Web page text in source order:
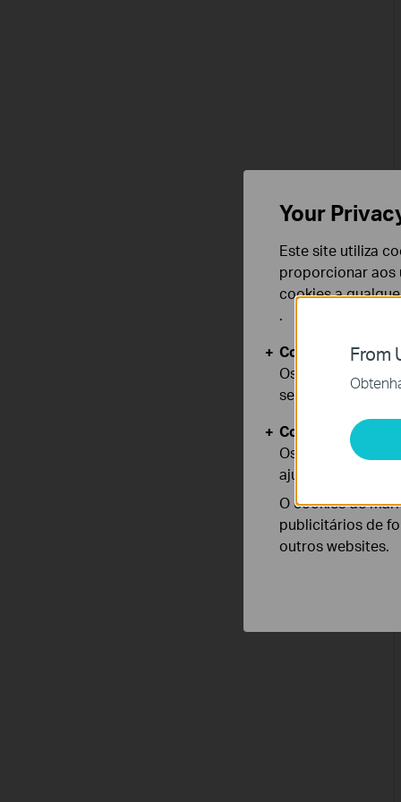
From
Your
Este site utiliza
proporcionar aos
cookies a
.
Cookies Básicos
Os cookies são
seus sistemas.
Cookies de
Os cookies de
ajustar a
O cookies de
publicitários de
outros websites.